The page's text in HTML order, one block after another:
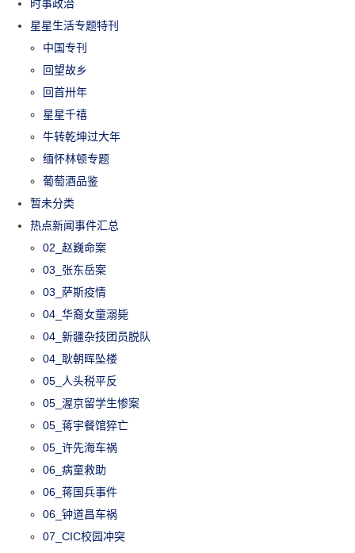
时事政治
星星生活专题特刊
中国专刊
回望故乡
回首卅年
星星千禧
牛转乾坤过大年
缅怀林顿专题
葡萄酒品鉴
暂未分类
热点新闻事件汇总
02_赵巍命案
03_张东岳案
03_萨斯疫情
04_华裔女童溺毙
04_新疆杂技团员脱队
04_耿朝晖坠楼
05_人头税平反
05_渥京留学生惨案
05_蒋宇餐馆猝亡
05_许先海车祸
06_病童救助
06_蒋国兵事件
06_钟道昌车祸
07_CIC校园冲突